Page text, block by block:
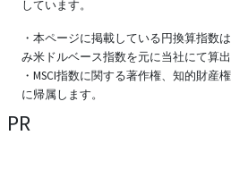
しています。
・本ページに掲載している円換算指数
み米ドルベース指数を元に当社にて算出
・MSCI指数に関する著作権、知的財産
に帰属します。
PR